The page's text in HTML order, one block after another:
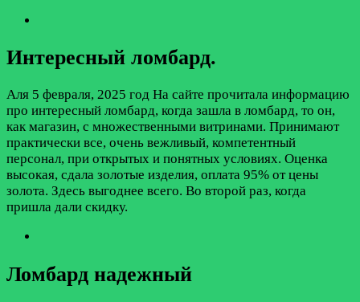
Интересный ломбард.
Аля 5 февраля, 2025 год На сайте прочитала информацию
про интересный ломбард, когда зашла в ломбард, то он,
как магазин, с множественными витринами. Принимают
практически все, очень вежливый, компетентный
персонал, при открытых и понятных условиях. Оценка
высокая, сдала золотые изделия, оплата 95% от цены
золота. Здесь выгоднее всего. Во второй раз, когда
пришла дали скидку.
Ломбард надежный